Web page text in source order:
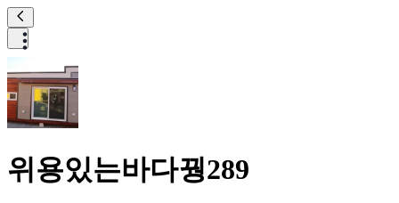
위용있는바다꿩289